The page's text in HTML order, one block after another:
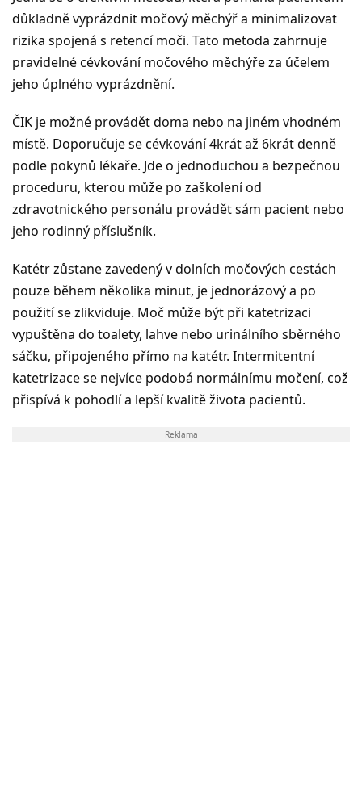
důkladně vyprázdnit močový měchýř a minimalizovat
rizika spojená s retencí moči. Tato metoda zahrnuje
pravidelné cévkování močového měchýře za účelem
jeho úplného vyprázdnění.
ČIK je možné provádět doma nebo na jiném vhodném
místě. Doporučuje se cévkování 4krát až 6krát denně
podle pokynů lékaře. Jde o jednoduchou a bezpečnou
proceduru, kterou může po zaškolení od
zdravotnického personálu provádět sám pacient nebo
jeho rodinný příslušník.
Katétr zůstane zavedený v dolních močových cestách
pouze během několika minut, je jednorázový a po
použití se zlikviduje. Moč může být při katetrizaci
vypuštěna do toalety, lahve nebo urinálního sběrného
sáčku, připojeného přímo na katétr. Intermitentní
katetrizace se nejvíce podobá normálnímu močení, což
přispívá k pohodlí a lepší kvalitě života pacientů.
Reklama